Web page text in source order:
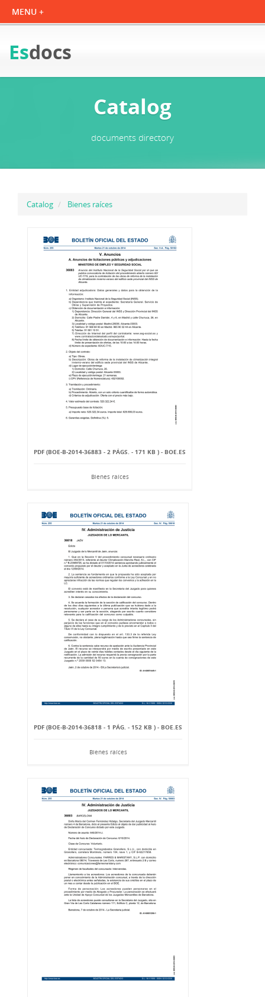
Esdocs
Catalog
documents directory
Catalog Bienes raíces
PDF (BOE-B-2014-36883 - 2 PÁGS. - 171 KB ) - BOE.ES
Bienes raíces
PDF (BOE-B-2014-36818 - 1 PÁG. - 152 KB ) - BOE.ES
Bienes raíces